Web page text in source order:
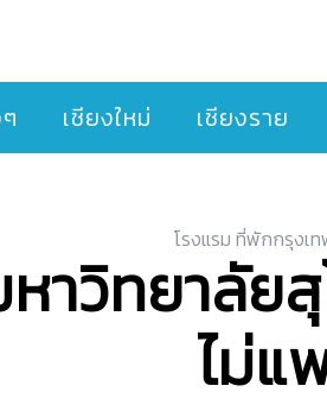
เชียงใหม่ เชียงราย
โรงแรม ที่พักกรุงเ
าวิทยาลัย
ไม่แ